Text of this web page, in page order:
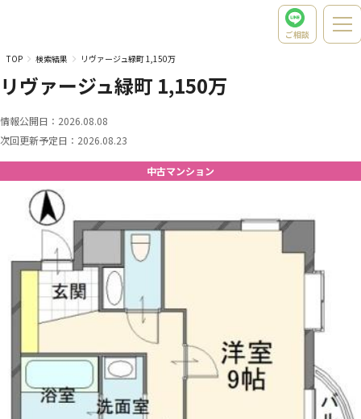
ご相談
TOP
検索結果 リヴァージュ緑町 1,150万
リヴァージュ緑町 1,150万
情報公開日： 2026.08.08
次回更新予定日： 2026.08.23
中古マンション